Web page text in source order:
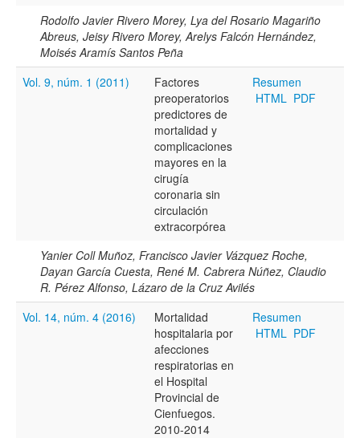
Rodolfo Javier Rivero Morey, Lya del Rosario Magariño
Abreus, Jeisy Rivero Morey, Arelys Falcón Hernández,
Moisés Aramís Santos Peña
Vol. 9, núm. 1 (2011)
Factores
preoperatorios
predictores de
mortalidad y
complicaciones
mayores en la
cirugía
coronaria sin
circulación
extracorpórea
Resumen
HTML PDF
Yanier Coll Muñoz, Francisco Javier Vázquez Roche,
Dayan García Cuesta, René M. Cabrera Núñez, Claudio
R. Pérez Alfonso, Lázaro de la Cruz Avilés
Vol. 14, núm. 4 (2016)
Mortalidad
hospitalaria por
afecciones
respiratorias en
el Hospital
Provincial de
Cienfuegos.
2010-2014
Resumen
HTML PDF